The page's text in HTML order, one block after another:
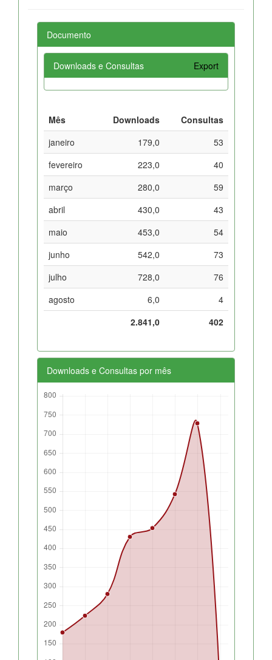
Documento
Downloads e Consultas Export
Mês Downloads
Consultas
janeiro
179,0
53
fevereiro
223,0
40
março
280,0
59
abril
430,0
43
maio
453,0
54
junho
542,0
73
julho
728,0
76
agosto
6,0
4
2.841,0
402
Downloads e Consultas por mês